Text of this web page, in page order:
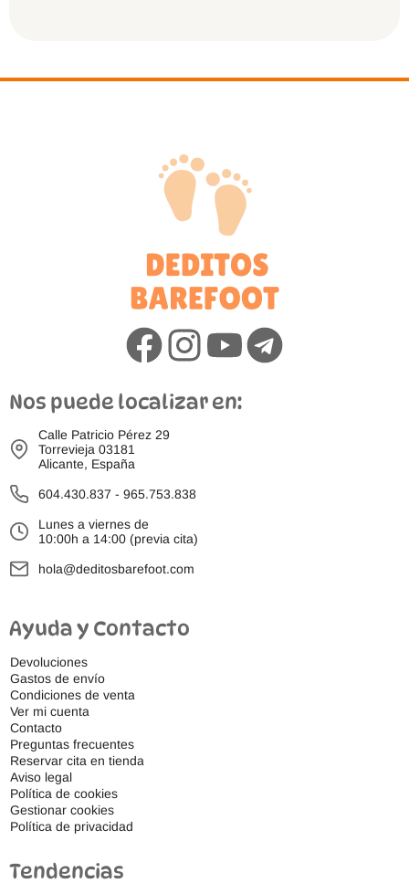
Nos puede localizar en:
Calle Patricio Pérez 29
Torrevieja 03181
Alicante, España
604.430.837 - 965.753.838
Lunes a viernes de
10:00h a 14:00 (previa cita)
hola@deditosbarefoot.com
Ayuda y Contacto
Devoluciones
Gastos de envío
Condiciones de venta
Ver mi cuenta
Contacto
Preguntas frecuentes
Reservar cita en tienda
Aviso legal
Política de cookies
Gestionar cookies
Política de privacidad
Tendencias